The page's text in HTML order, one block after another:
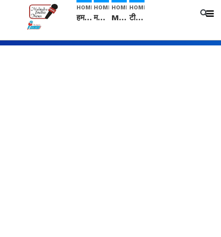
HOME
हम सनातनी..." सांसद kangana Ranaut से क्या बोली लड़की? Viral Jantar-Mantar | CJP protest
HOME
मनीषा हत्याकांड: हत्या, आत्महत्या या कोई बड़ा राज? | Full Story | Josh Haryana
HOME
Mangalsutra: हिंदू धर्म में शादी के बाद मंगलसूत्र क्यों पहनती है महिलाएं, किसने शुरु की ये परंपरा
HOME
टीम बीकेई ने एग्रीकल्चर ग्रेड की यूरिया खाद गट्टों में बदलकर टेक्निकल ग्रेड में बेचने वालों पर करवाई कार्रवाई: लखविंदर सिंह औलख